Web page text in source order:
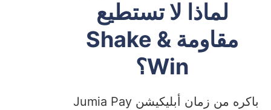
لماذا لا تستطيع
مقاومة Shake &
Win؟
باكره من زمان أبليكيشن Jumia Pay